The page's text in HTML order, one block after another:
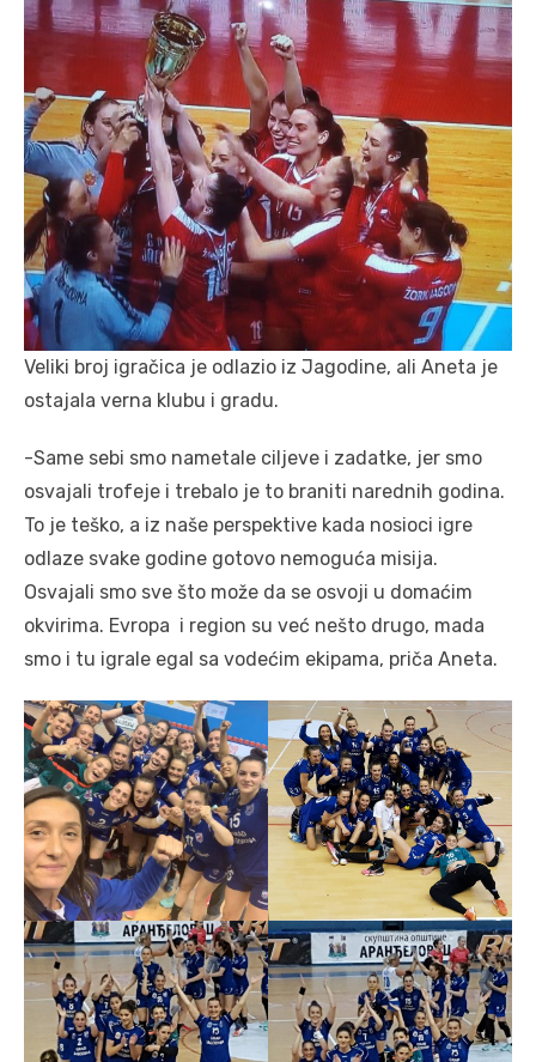
Veliki broj igračica je odlazio iz Jagodine, ali Aneta je
ostajala verna klubu i gradu.
-Same sebi smo nametale ciljeve i zadatke, jer smo
osvajali trofeje i trebalo je to braniti narednih godina.
To je teško, a iz naše perspektive kada nosioci igre
odlaze svake godine gotovo nemoguća misija.
Osvajali smo sve što može da se osvoji u domaćim
okvirima. Evropa i region su već nešto drugo, mada
smo i tu igrale egal sa vodećim ekipama, priča Aneta.